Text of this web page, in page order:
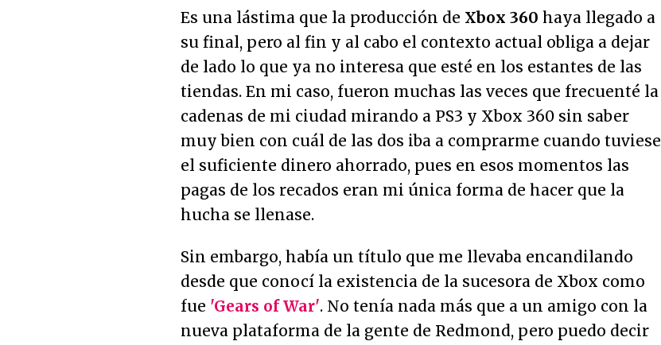
Es una lástima que la producción de Xbox 360 haya llegado a
su final, pero al fin y al cabo el contexto actual obliga a dejar
de lado lo que ya no interesa que esté en los estantes de las
tiendas. En mi caso, fueron muchas las veces que frecuenté la
cadenas de mi ciudad mirando a PS3 y Xbox 360 sin saber
muy bien con cuál de las dos iba a comprarme cuando tuviese
el suficiente dinero ahorrado, pues en esos momentos las
pagas de los recados eran mi única forma de hacer que la
hucha se llenase.
Sin embargo, había un título que me llevaba encandilando
desde que conocí la existencia de la sucesora de Xbox como
fue 'Gears of War'. No tenía nada más que a un amigo con la
nueva plataforma de la gente de Redmond, pero puedo decir